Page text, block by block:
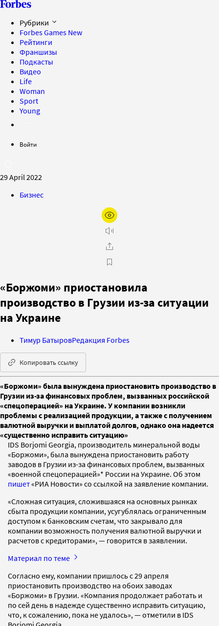
Рубрики
Forbes Games New
Рейтинги
Франшизы
Подкасты
Видео
Life
Woman
Sport
Young
Войти
29 April 2022
Бизнес
«Боржоми» приостановила
производство в Грузии из-за ситуации
на Украине
Тимур БатыровРедакция Forbes
Копировать ссылку
«Боржоми» была вынуждена приостановить производство в
Грузии из-за финансовых проблем, вызванных российской
«спецоперацией» на Украине. У компании возникли
проблемы с реализацией продукции, а также с получением
валютной выручки и выплатой долгов, однако она надеется
«существенно исправить ситуацию»
IDS Borjomi Georgia, производитель минеральной воды
«Боржоми», была вынуждена приостановить работу
заводов в Грузии из-за финансовых проблем, вызванных
«военной спецоперацией»* России на Украине. Об этом
пишет«РИА Новости» со ссылкой на заявление компании.
«Сложная ситуация, сложившаяся на основных рынках
сбыта продукции компании, усугублялась ограниченным
доступом к банковским счетам, что закрывало для
компании возможность получения валютной выручки и
расчетов с кредиторами», — говорится в заявлении.
Материал по теме
Согласно ему, компании пришлось с 29 апреля
приостановить производство на обоих заводах
«Боржоми» в Грузии. «Компания продолжает работать и
по сей день в надежде существенно исправить ситуацию,
что, к сожалению, пока не удалось», — отметили в IDS